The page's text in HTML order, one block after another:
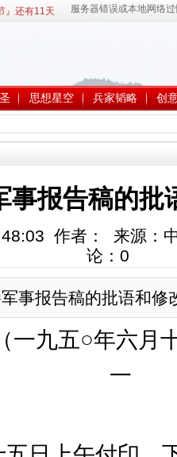
』还有11天
思想星空 兵家韬略 创
事报告稿的批
作者： 来源：
论： 0
事报告稿的批语和修
（一九五○年六月
一